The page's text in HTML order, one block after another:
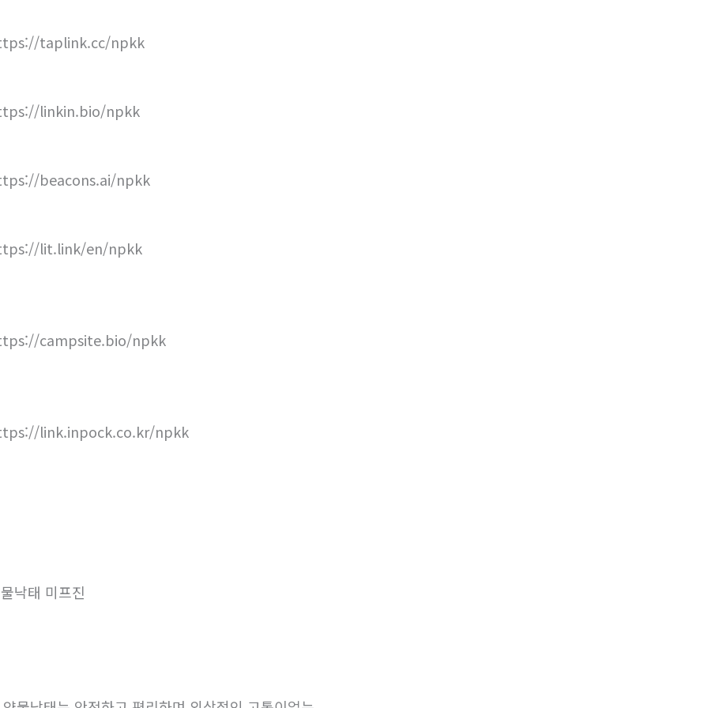
taplink.cc/npkk
linkin.bio/npkk
beacons.ai/npkk
lit.link/en/npkk
campsite.bio/npkk
link.inpock.co.kr/npkk
낙태 미프진